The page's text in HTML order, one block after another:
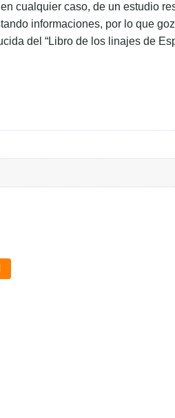
cualquier caso, de un estudio
informaciones, por lo que
del “Libro de los linajes de